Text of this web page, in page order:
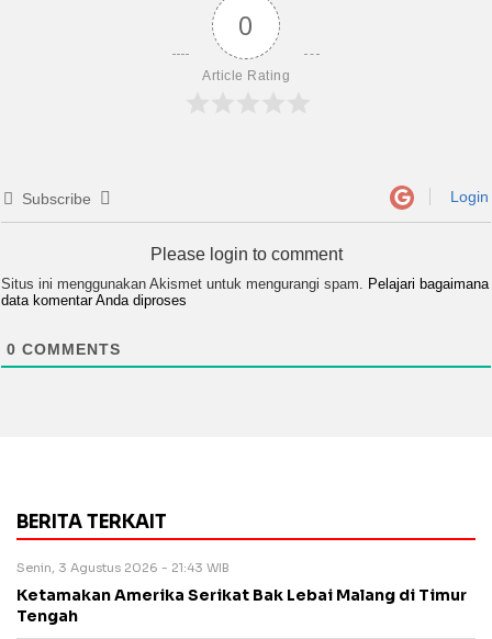
0
Article Rating
Subscribe Login
Please login to comment
Situs ini menggunakan Akismet untuk mengurangi spam. Pelajari bagaimana
data komentar Anda diproses
0 COMMENTS
BERITA TERKAIT
Senin, 3 Agustus 2026 - 21:43 WIB
Ketamakan Amerika Serikat Bak Lebai Malang di Timur
Tengah